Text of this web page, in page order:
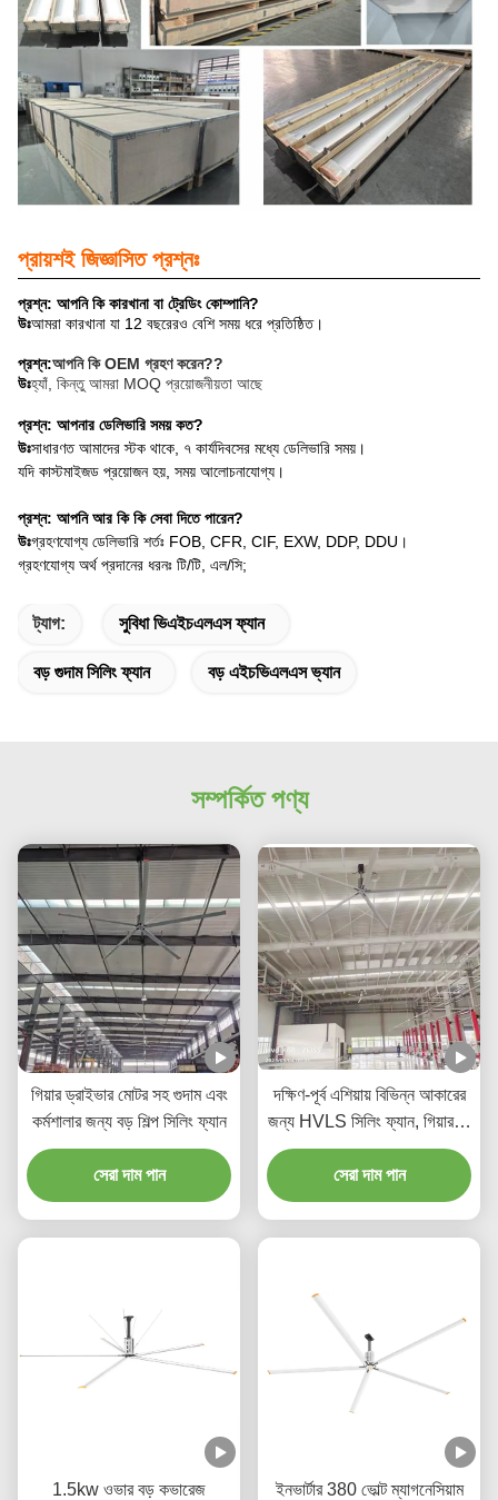
প্রায়শই জিজ্ঞাসিত প্রশ্নঃ
প্রশ্ন: আপনি কি কারখানা বা ট্রেডিং কোম্পানি?
উঃআমরা কারখানা যা 12 বছরেরও বেশি সময় ধরে প্রতিষ্ঠিত।
প্রশ্ন:আপনি কি OEM গ্রহণ করেন??
উঃহ্যাঁ, কিন্তু আমরা MOQ প্রয়োজনীয়তা আছে
প্রশ্ন: আপনার ডেলিভারি সময় কত?
উঃসাধারণত আমাদের স্টক থাকে, ৭ কার্যদিবসের মধ্যে ডেলিভারি সময়।
যদি কাস্টমাইজড প্রয়োজন হয়, সময় আলোচনাযোগ্য।
প্রশ্ন: আপনি আর কি কি সেবা দিতে পারেন?
উঃগ্রহণযোগ্য ডেলিভারি শর্তঃ FOB, CFR, CIF, EXW, DDP, DDU।
গ্রহণযোগ্য অর্থ প্রদানের ধরনঃ টি/টি, এল/সি;
ট্যাগ: সুবিধা ভিএইচএলএস ফ্যান
বড় গুদাম সিলিং ফ্যান বড় এইচভিএলএস ভ্যান
সম্পর্কিত পণ্য
গিয়ার ড্রাইভার মোটর সহ গুদাম এবং
কর্মশালার জন্য বড় শিল্প সিলিং ফ্যান
সেরা দাম পান
দক্ষিণ-পূর্ব এশিয়ায় বিভিন্ন আকারের
জন্য HVLS সিলিং ফ্যান, গিয়ারবক্স
মোটর সহ, ৪০dB
সেরা দাম পান
1.5kw ওভার বড় কভারেজ
ইনভার্টার 380 ভোল্ট ম্যাগনেসিয়াম